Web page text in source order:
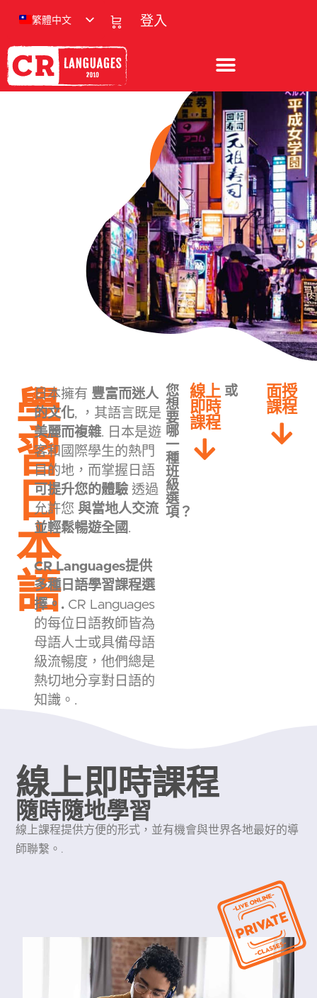
登入
繁體中文
學
習
日
本
語
日本擁有 豐富而迷人
的文化, ，其語言既是
美麗而複雜. 日本是遊
客和國際學生的熱門
目的地，而掌握日語
可提升您的體驗透過
允許您 與當地人交流
並輕鬆暢遊全國.
CR Languages提供
多種日語學習課程選
擇。. CR Languages
的每位日語教師皆為
母語人士或具備母語
級流暢度，他們總是
熱切地分享對日語的
知識。.
您
想
要
哪
一
種
班
級
選
項？
線上
即時
課程
或
面授
課程
線上即時課程
隨時隨地學習
線上課程提供方便的形式，並有機會與世界各地最好的導
師聯繫。.